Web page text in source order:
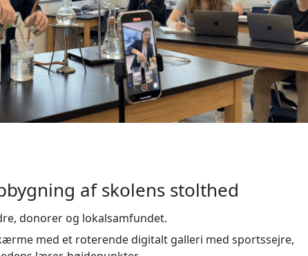
af skolens stolthed
donorer og lokalsamfundet.
med et roterende digitalt galleri med sportssejre,